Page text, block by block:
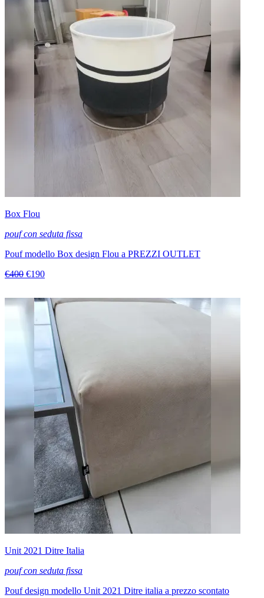
Box Flou
pouf con seduta fissa
Pouf modello Box design Flou a PREZZI OUTLET
€400 €190
Unit 2021 Ditre Italia
pouf con seduta fissa
Pouf design modello Unit 2021 Ditre italia a prezzo scontato